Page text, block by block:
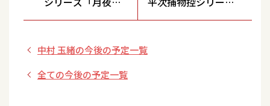
怪人」(大映)
ズ 浮舟」（大映）
中村 玉緒の今後の予定一覧
全ての今後の予定一覧